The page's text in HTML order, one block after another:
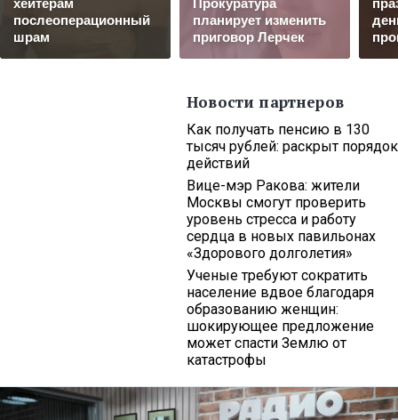
послеоперационный
шрам
планирует изменить
приговор Лерчек
Новости партнеров
Как получать пенсию в 130
тысяч рублей: раскрыт порядок
действий
Вице-мэр Ракова: жители
Москвы смогут проверить
уровень стресса и работу
сердца в новых павильонах
«Здорового долголетия»
Ученые требуют сократить
население вдвое благодаря
образованию женщин:
шокирующее предложение
может спасти Землю от
катастрофы